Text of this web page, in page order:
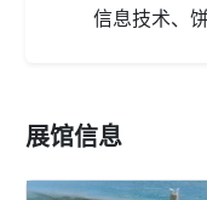
信息技术、
展馆信息